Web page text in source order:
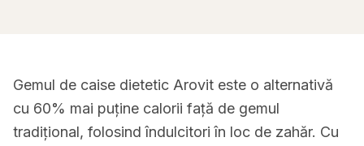
Gemul de caise dietetic Arovit este o alternativă
cu 60% mai puține calorii față de gemul
tradițional, folosind îndulcitori în loc de zahăr. Cu